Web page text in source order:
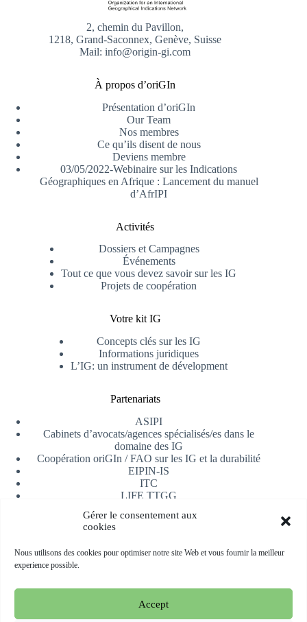
Gérer le consentement aux
cookies
Nous utilisons des cookies pour optimiser notre site Web et vous fournir la meilleur
experience possible.
Accept
2, chemin du Pavillon,
1218, Grand-Saconnex, Genève, Suisse
Mail: info@origin-gi.com
À propos d’oriGIn
Présentation d’oriGIn
Our Team
Nos membres
Ce qu’ils disent de nous
Deviens membre
03/05/2022-Webinaire sur les Indications
Géographiques en Afrique : Lancement du manuel
d’AfrIPI
Activités
Dossiers et Campagnes
Événements
Tout ce que vous devez savoir sur les IG
Projets de coopération
Votre kit IG
Concepts clés sur les IG
Informations juridiques
L’IG: un instrument de dévelopment
Partenariats
ASIPI
Cabinets d’avocats/agences spécialisés/es dans le
domaine des IG
Coopération oriGIn / FAO sur les IG et la durabilité
EIPIN-IS
ITC
LIFE TTGG
AfrIPI
Recevoir notre newsletter
S'inscrire